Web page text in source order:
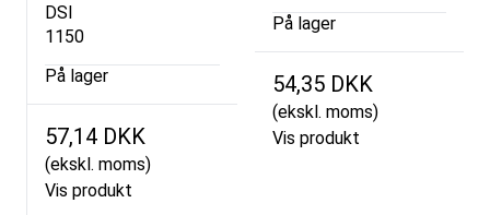
DSI
1150
På lager
57,14 DKK
(ekskl. moms)
Vis produkt
På lager
54,35 DKK
(ekskl. moms)
Vis produkt